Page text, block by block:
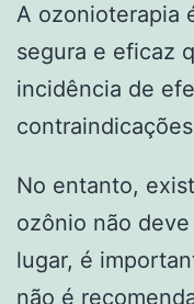
A ozonioterapia
segura e eficaz
incidência de
No entanto,
ozônio não
lugar, é
não é